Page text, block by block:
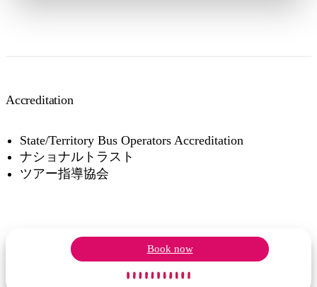
Accreditation
State/Territory Bus Operators Accreditation
ナショナルトラスト
ツアー指導協会
Book now